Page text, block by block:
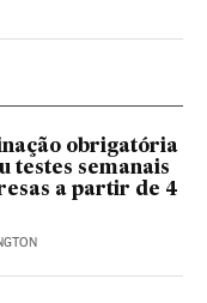
Facebook
obrigatória
testes semanais
a partir de 4